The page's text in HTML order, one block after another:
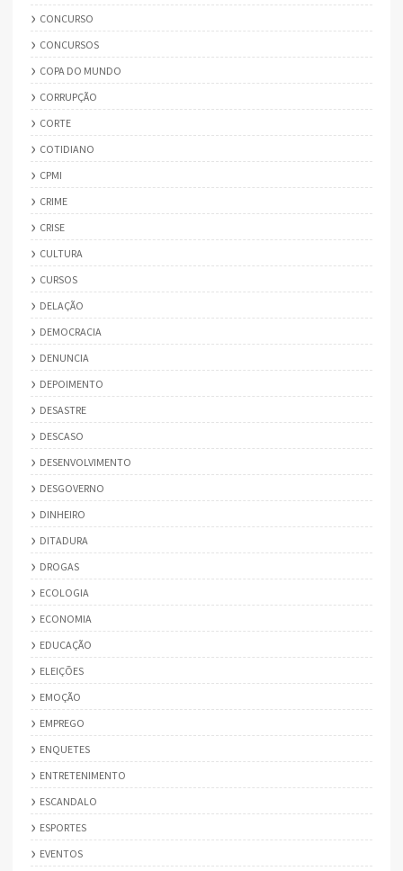
CONCURSO
CONCURSOS
COPA DO MUNDO
CORRUPÇÃO
CORTE
COTIDIANO
CPMI
CRIME
CRISE
CULTURA
CURSOS
DELAÇÃO
DEMOCRACIA
DENUNCIA
DEPOIMENTO
DESASTRE
DESCASO
DESENVOLVIMENTO
DESGOVERNO
DINHEIRO
DITADURA
DROGAS
ECOLOGIA
ECONOMIA
EDUCAÇÃO
ELEIÇÕES
EMOÇÃO
EMPREGO
ENQUETES
ENTRETENIMENTO
ESCANDALO
ESPORTES
EVENTOS